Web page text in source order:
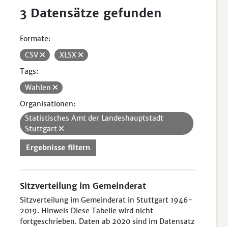
3 Datensätze gefunden
Formate:
CSV
XLSX
Tags:
Wahlen
Organisationen:
Statistisches Amt der Landeshauptstadt
Stuttgart
Ergebnisse filtern
Sitzverteilung im Gemeinderat
Sitzverteilung im Gemeinderat in Stuttgart 1946-
2019. Hinweis Diese Tabelle wird nicht
fortgeschrieben. Daten ab 2020 sind im Datensatz